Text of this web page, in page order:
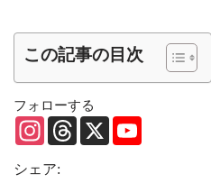
この記事の目次
フォローする
I
t
T
X
シェア: